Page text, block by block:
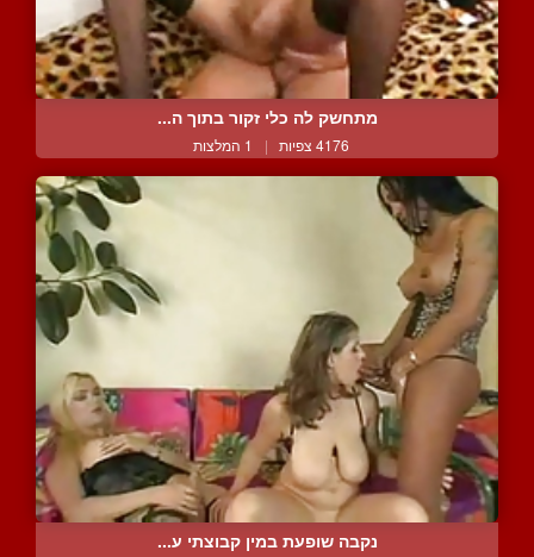
מתחשק לה כלי זקור בתוך ה...
4176 צפיות | 1 המלצות
נקבה שופעת במין קבוצתי ע...